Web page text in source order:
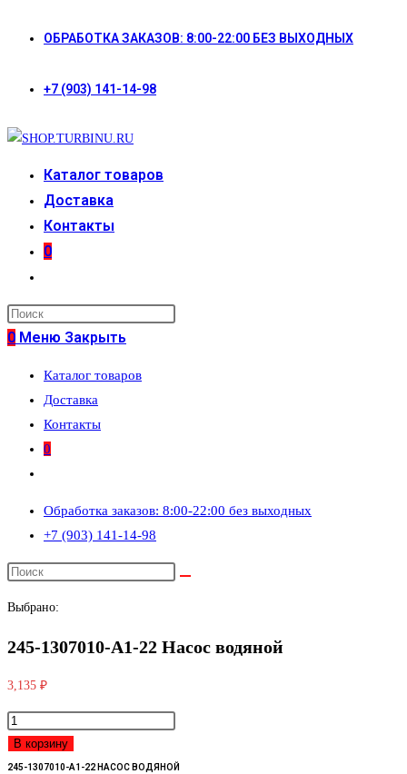
ОБРАБОТКА ЗАКАЗОВ: 8:00-22:00 БЕЗ ВЫХОДНЫХ
+7 (903) 141-14-98
Каталог товаров
Доставка
Контакты
0
поиск
по
сайту
0 Меню Закрыть
Каталог товаров
Доставка
Контакты
0
по
веб-
сайту
Обработка заказов: 8:00-22:00 без выходных
+7 (903) 141-14-98
Выбрано:
245-1307010-А1-22 Насос водяной
3,135 ₽
Количество
товара
245-
В корзину
245-1307010-А1-22 НАСОС ВОДЯНОЙ